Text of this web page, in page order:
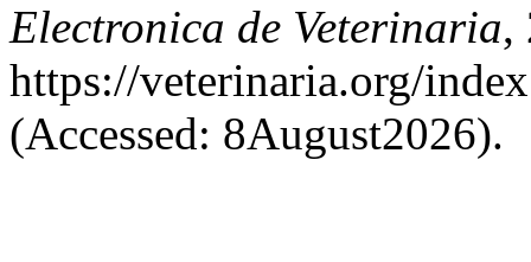
Electronica de Veterinaria,
https://veterinaria.org/
(Accessed: 8August2026).